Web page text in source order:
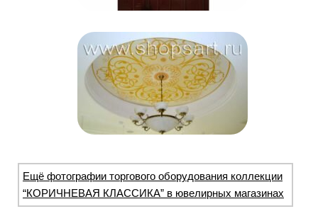
Ещё фотографии торгового оборудования коллекции
“КОРИЧНЕВАЯ КЛАССИКА” в ювелирных магазинах